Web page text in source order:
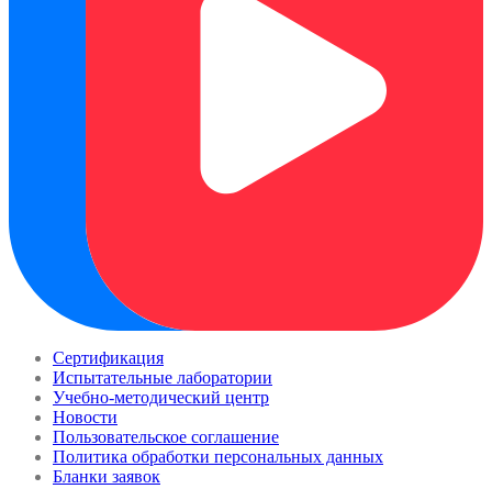
Сертификация
Испытательные лаборатории
Учебно-методический центр
Новости
Пользовательское соглашение
Политика обработки персональных данных
Бланки заявок